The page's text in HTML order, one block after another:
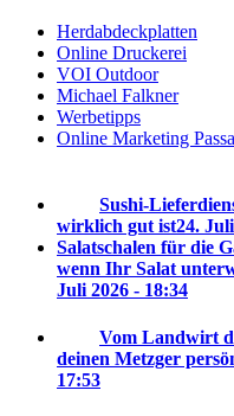
Herdabdeckplatten
Online Druckerei
VOI Outdoor
Michael Falkner
Werbetipps
Online Marketing
Sushi-
wirklich gut ist24.
Salatschalen für die
wenn Ihr Salat
Juli 2026 - 18:34
Vom Landwirt
deinen Metzger
17:53